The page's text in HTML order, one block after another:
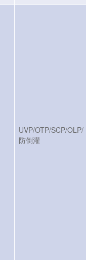
UVP/OTP/SCP/OLP/
防倒灌